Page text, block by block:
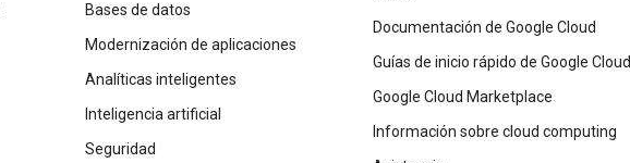
Bases de datos
Modernización de aplicaciones
Analíticas inteligentes
Inteligencia artificial
Seguridad
Documentación de Google Cloud
Guías de inicio rápido de Google Cloud
Google Cloud Marketplace
Información sobre cloud computing